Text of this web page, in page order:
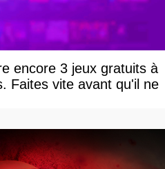
encore 3 jeux gratuits à
Faites vite avant qu'il ne